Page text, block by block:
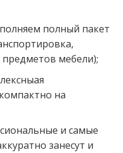
полный пакет
предметов мебели);
на
и самые
занесут и